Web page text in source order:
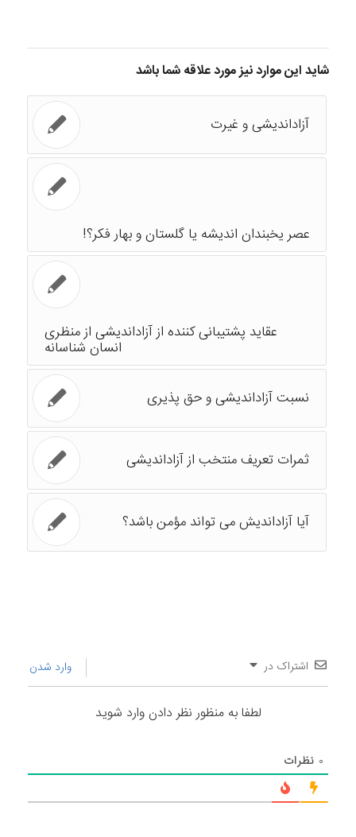
شاید این موارد نیز مورد علاقه شما باشد
آزاداندیشی و غیرت
عصر یخبندان اندیشه یا گلستان و بهار فکر؟!
عقاید پشتیبانی کننده از آزاداندیشی از منظری
انسان شناسانه
نسبت آزاداندیشی و حق پذیری
ثمرات تعریف منتخب از آزاداندیشی
آیا آزاداندیش می تواند مؤمن باشد؟
اشتراک در وارد شدن
لطفا به منظور نظر دادن وارد شوید
۰ نظرات